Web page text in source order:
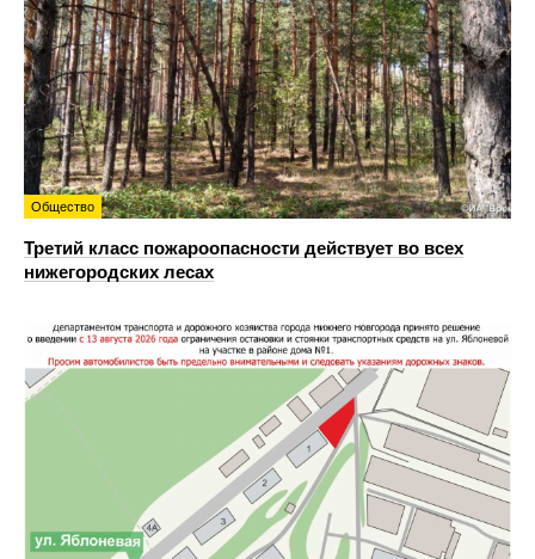
Общество
Третий класс пожароопасности действует во всех
нижегородских лесах